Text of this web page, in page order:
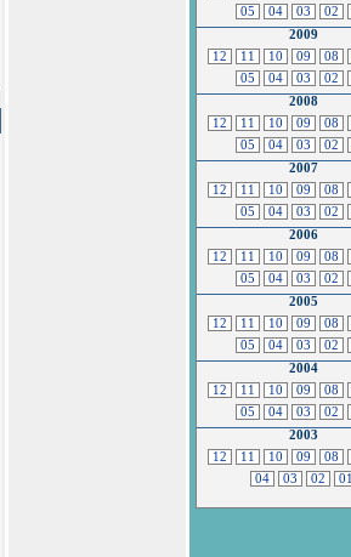
05
04 03 02
2009
12
11 10 09 08
05
04 03 02
2008
12
11 10 09 08
05
04 03 02
2007
12
11 10 09 08
05
04 03 02
2006
12
11 10 09 08
05
04 03 02
2005
12
11 10 09 08
05
04 03 02
2004
12
11 10 09 08
05
04 03 02
2003
12
11 10 09 08
04
03 02 01